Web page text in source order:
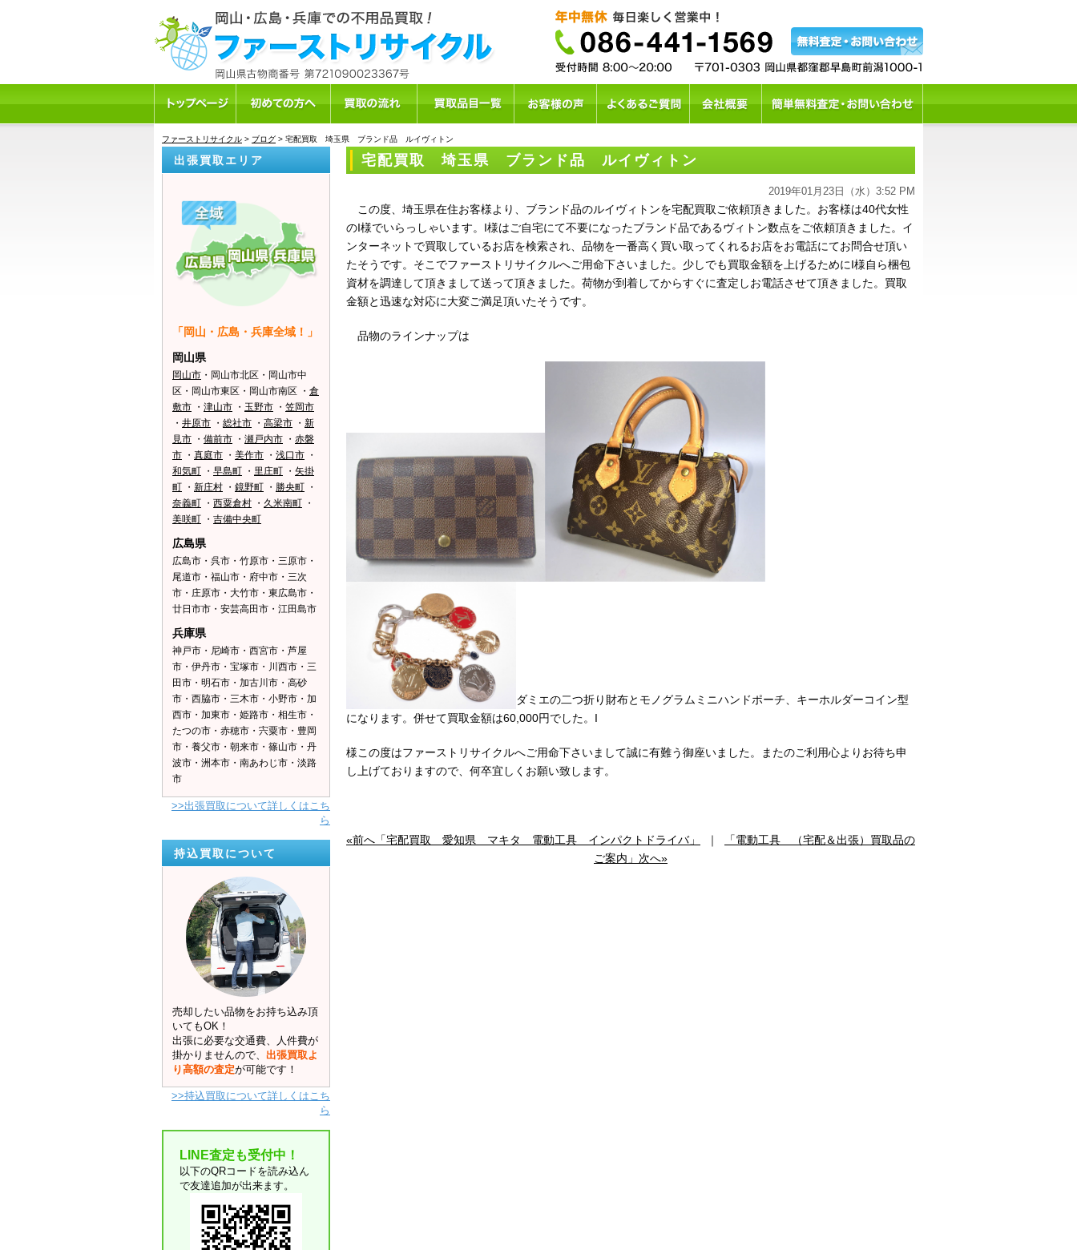
ファーストリサイクル > ブログ > 宅配買取 埼玉県 ブランド品 ルイヴィトン
宅配買取 埼玉県 ブランド品 ルイヴィトン
2019年01月23日（水）3:52 PM
この度、埼玉県在住お客様より、ブランド品のルイヴィトンを宅配買取ご依頼頂きました。お客様は40代女性
のI様でいらっしゃいます。I様はご自宅にて不要になったブランド品であるヴィトン数点をご依頼頂きました。イ
ンターネットで買取しているお店を検索され、品物を一番高く買い取ってくれるお店をお電話にてお問合せ頂い
たそうです。そこでファーストリサイクルへご用命下さいました。少しでも買取金額を上げるためにI様自ら梱包
資材を調達して頂きまして送って頂きました。荷物が到着してからすぐに査定しお電話させて頂きました。買取
金額と迅速な対応に大変ご満足頂いたそうです。
品物のラインナップは
ダミエの二つ折り財布とモノグラムミニハンドポーチ、キーホルダーコイン型
になります。併せて買取金額は60,000円でした。I
様この度はファーストリサイクルへご用命下さいまして誠に有難う御座いました。またのご利用心よりお待ち申
し上げておりますので、何卒宜しくお願い致します。
«前へ「宅配買取 愛知県 マキタ 電動工具 インパクトドライバ」 ｜
「電動工具 （宅配＆出張）買取品の
ご案内」次へ»
出張買取エリア
「岡山・広島・兵庫全域！」
岡山県
岡山市 ・岡山市北区・岡山市中
区・岡山市東区・岡山市南区 ・ 倉
敷市 ・ 津山市 ・ 玉野市 ・ 笠岡市
・ 井原市 ・ 総社市 ・ 高梁市 ・ 新
見市 ・ 備前市 ・ 瀬戸内市 ・ 赤磐
市 ・ 真庭市 ・ 美作市 ・ 浅口市 ・
和気町 ・ 早島町 ・ 里庄町 ・ 矢掛
町 ・ 新庄村 ・ 鏡野町 ・ 勝央町 ・
奈義町 ・ 西粟倉村 ・ 久米南町 ・
美咲町 ・ 吉備中央町
広島県
広島市・呉市・竹原市・三原市・
尾道市・福山市・府中市・三次
市・庄原市・大竹市・東広島市・
廿日市市・安芸高田市・江田島市
兵庫県
神戸市・尼崎市・西宮市・芦屋
市・伊丹市・宝塚市・川西市・三
田市・明石市・加古川市・高砂
市・西脇市・三木市・小野市・加
西市・加東市・姫路市・相生市・
たつの市・赤穂市・宍粟市・豊岡
市・養父市・朝来市・篠山市・丹
波市・洲本市・南あわじ市・淡路
市
>>出張買取について詳しくはこち
ら
持込買取について
売却したい品物をお持ち込み頂
いてもOK！
出張に必要な交通費、人件費が
掛かりませんので、 出張買取よ
り高額の査定が可能です！
>>持込買取について詳しくはこち
ら
LINE査定も受付中！
以下のQRコードを読み込ん
で友達追加が出来ます。